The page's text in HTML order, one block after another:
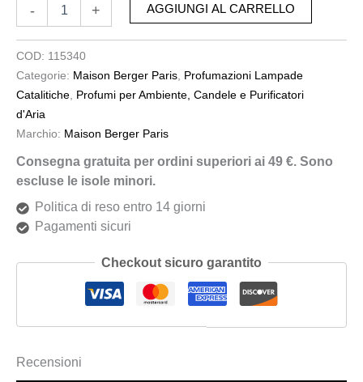
- + AGGIUNGI AL CARRELLO
COD: 115340
Categorie: Maison Berger Paris Profumazioni Lampade
Catalitiche Profumi per Ambiente, Candele e Purificatori
d'Aria
Marchio: Maison Berger Paris
Consegna gratuita per ordini superiori ai 49 €. Sono
escluse le isole minori.
Politica di reso entro 14 giorni
Pagamenti sicuri
Checkout sicuro garantito
Recensioni